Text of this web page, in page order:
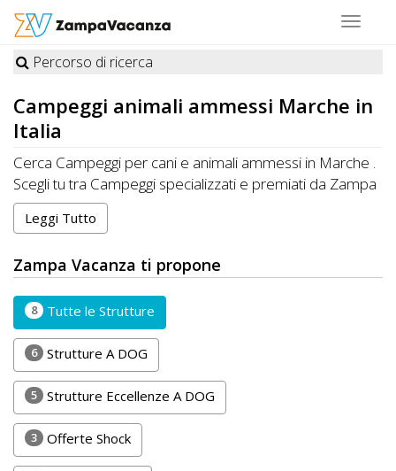
Toggle
STRUTTURE
A
DOG
LUOGHI
DOG
OFFERTE
A
DOG
Percorso di ricerca
Campeggi animali ammessi Marche in
Italia
Cerca Campeggi per cani e animali ammessi in Marche .
Scegli tu tra Campeggi specializzati e premiati da Zampa
Vacanza o Campeggi che accettano cani, gatti e altri
animali in Marche
Leggi Tutto
Zampa Vacanza ti propone
8 Tutte le Strutture
6 Strutture A DOG
5 Strutture Eccellenze A DOG
3 Offerte Shock